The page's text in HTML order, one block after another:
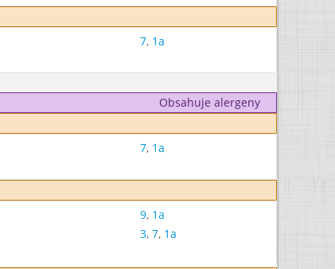
7, 1a
Obsahuje alergeny
7, 1a
9, 1a
3, 7, 1a